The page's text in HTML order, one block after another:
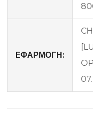
EΦΑΡΜΟΓΗ: